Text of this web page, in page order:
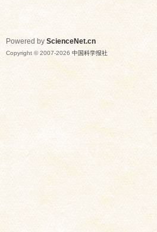
Powered by ScienceNet.cn
Copyright © 2007-2026 中国科学报社